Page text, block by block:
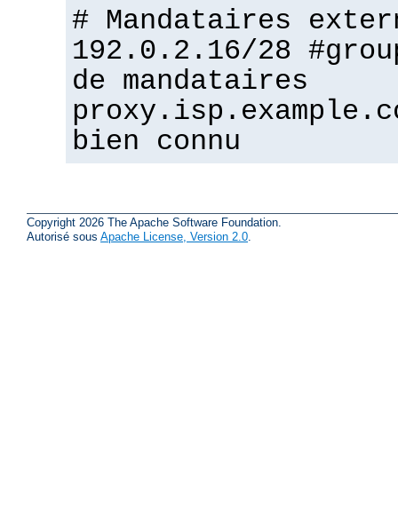
# Mandataires
192.0.2.16/28
de mandataires
bien connu
Copyright 2026 The Apache Software Foundation.
Autorisé sous Apache License, Version 2.0.